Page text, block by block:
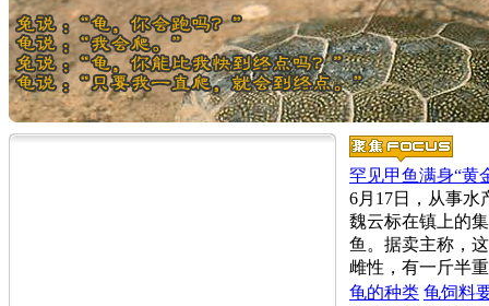
罕见甲鱼满身“黄
6月17日，从事水
魏云标在镇上的
鱼。据卖主称，
雌性，有一斤半
龟的种类 龟饲料